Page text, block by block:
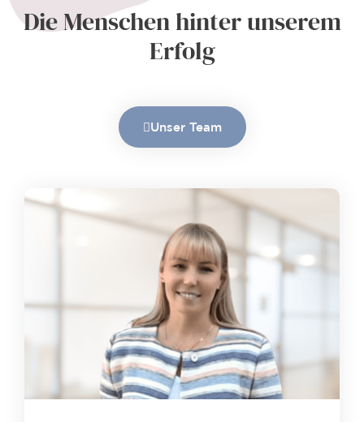
Die Menschen hinter unserem
Erfolg
Unser Team